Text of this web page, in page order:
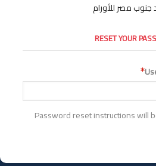
مصر للأورام
RESET YOUR
Password reset instructions will